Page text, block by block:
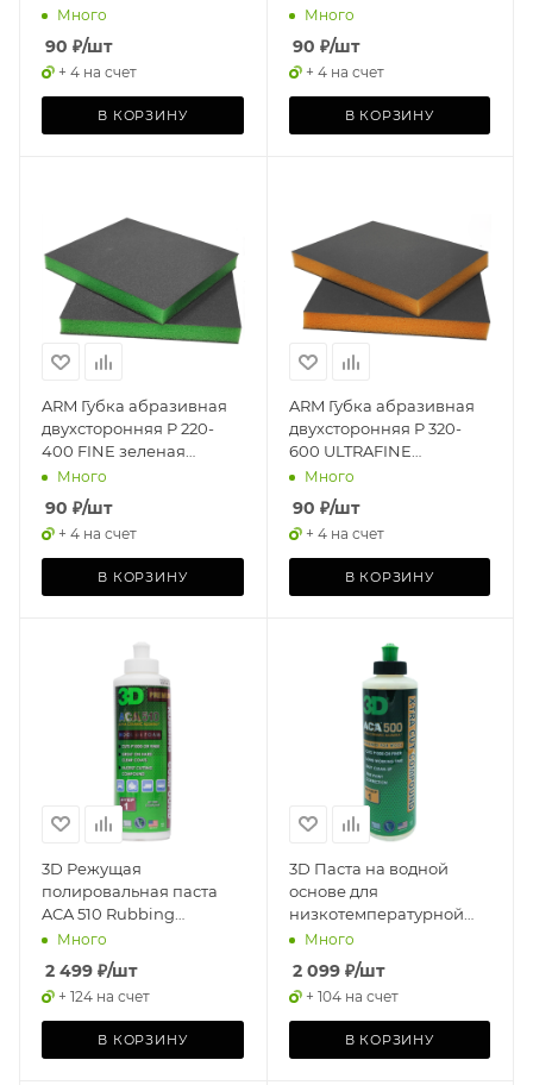
120х98х13мм
Много
90 ₽/шт
+ 4 на счет
В КОРЗИНУ
120х98х13мм
Много
90 ₽/шт
+ 4 на счет
В КОРЗИНУ
ARM Губка абразивная
двухсторонняя P 220-
400 FINE зеленая
120х98х13мм
Много
90 ₽/шт
+ 4 на счет
В КОРЗИНУ
ARM Губка абразивная
двухсторонняя P 320-
600 ULTRAFINE
оранжевая 120х98х13мм
Много
90 ₽/шт
+ 4 на счет
В КОРЗИНУ
3D Режущая
полировальная паста
ACA 510 Rubbing
Compound 0,237
Много
2 499 ₽/шт
+ 124 на счет
В КОРЗИНУ
3D Паста на водной
основе для
низкотемпературной
полировки ACA 500 Cut
Compound 0,237л
Много
2 099₽/шт
+ 104 на счет
В КОРЗИНУ